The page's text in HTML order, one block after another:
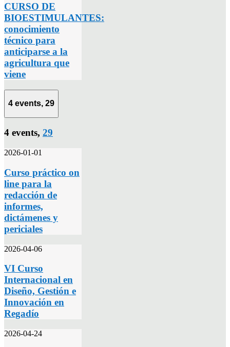
CURSO DE
BIOESTIMULANTES:
conocimiento
técnico para
anticiparse a la
agricultura que
viene
4 events, 29
4 events, 29
2026-01-01
Curso práctico on
line para la
redacción de
informes,
dictámenes y
periciales
2026-04-06
VI Curso
Internacional en
Diseño, Gestión e
Innovación en
Regadío
2026-04-24